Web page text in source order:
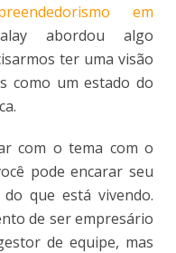
em
abordou algo
ter uma visão
como um estado do
com o tema com o
pode encarar seu
que está vivendo.
de ser empresário
de equipe, mas